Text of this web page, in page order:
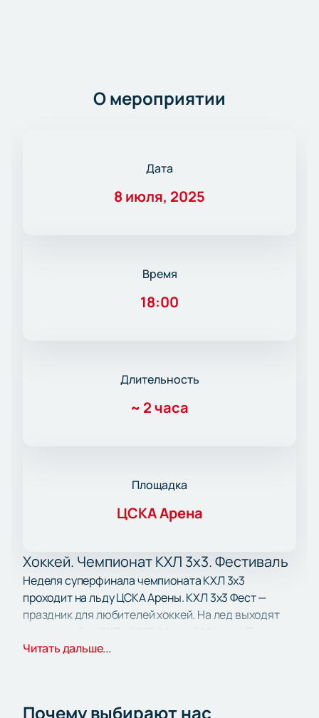
О мероприятии
Дата
8 июля, 2025
Время
18:00
Длительность
~ 2 часа
Площадка
ЦСКА Арена
Хоккей. Чемпионат КХЛ 3х3. Фестиваль
Неделя суперфинала чемпионата КХЛ 3х3
проходит на льду ЦСКА Арены. КХЛ 3х3 Фест —
праздник для любителей хоккей. На лед выходят
Порядин, Николай Голдобин, Егор Яковлев, Сергей
Читать дальше...
Почему выбирают нас